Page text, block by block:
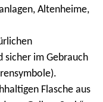
Altenheime,
im Gebrauch
Flasche aus